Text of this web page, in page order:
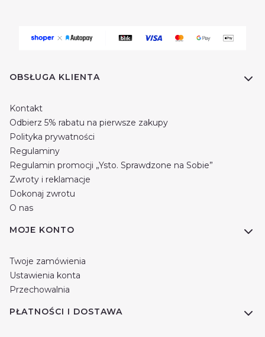
Linki w stopce
OBSŁUGA KLIENTA
Kontakt
Odbierz 5% rabatu na pierwsze zakupy
Polityka prywatności
Regulaminy
Regulamin promocji „Ysto. Sprawdzone na Sobie”
Zwroty i reklamacje
Dokonaj zwrotu
O nas
MOJE KONTO
Twoje zamówienia
Ustawienia konta
Przechowalnia
PŁATNOŚCI I DOSTAWA